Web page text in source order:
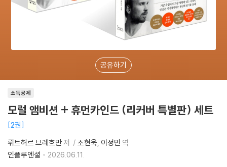
공유하기
소득공제
모럴 앰비션 + 휴먼카인드 (리커버 특별판) 세트
2권
뤼트허르 브레흐만저 조현욱 이정민 역
인플루엔셜
2026.06.11.